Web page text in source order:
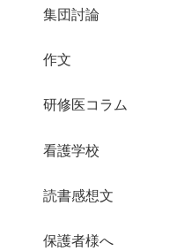
集団討論
作文
研修医コラム
看護学校
読書感想文
保護者様へ